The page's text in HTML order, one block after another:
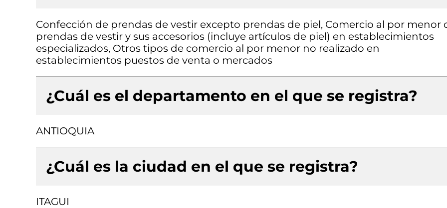
Confección de prendas de vestir excepto prendas de piel, Comercio al por menor
prendas de vestir y sus accesorios (incluye artículos de piel) en establecimientos
especializados, Otros tipos de comercio al por menor no realizado en
establecimientos puestos de venta o mercados
¿Cuál es el departamento en el que se registra?
ANTIOQUIA
¿Cuál es la ciudad en el que se registra?
ITAGUI